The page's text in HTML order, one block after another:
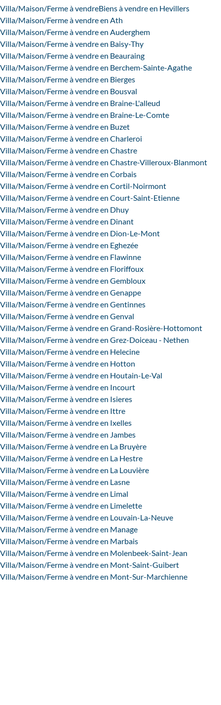
Villa/Maison/Ferme à vendreBiens à vendre en Hevillers
Villa/Maison/Ferme à vendre en Ath
Villa/Maison/Ferme à vendre en Auderghem
Villa/Maison/Ferme à vendre en Baisy-Thy
Villa/Maison/Ferme à vendre en Beauraing
Villa/Maison/Ferme à vendre en Berchem-Sainte-Agathe
Villa/Maison/Ferme à vendre en Bierges
Villa/Maison/Ferme à vendre en Bousval
Villa/Maison/Ferme à vendre en Braine-L'alleud
Villa/Maison/Ferme à vendre en Braine-Le-Comte
Villa/Maison/Ferme à vendre en Buzet
Villa/Maison/Ferme à vendre en Charleroi
Villa/Maison/Ferme à vendre en Chastre
Villa/Maison/Ferme à vendre en Chastre-Villeroux-Blanmont
Villa/Maison/Ferme à vendre en Corbais
Villa/Maison/Ferme à vendre en Cortil-Noirmont
Villa/Maison/Ferme à vendre en Court-Saint-Etienne
Villa/Maison/Ferme à vendre en Dhuy
Villa/Maison/Ferme à vendre en Dinant
Villa/Maison/Ferme à vendre en Dion-Le-Mont
Villa/Maison/Ferme à vendre en Eghezée
Villa/Maison/Ferme à vendre en Flawinne
Villa/Maison/Ferme à vendre en Floriffoux
Villa/Maison/Ferme à vendre en Gembloux
Villa/Maison/Ferme à vendre en Genappe
Villa/Maison/Ferme à vendre en Gentinnes
Villa/Maison/Ferme à vendre en Genval
Villa/Maison/Ferme à vendre en Grand-Rosière-Hottomont
Villa/Maison/Ferme à vendre en Grez-Doiceau - Nethen
Villa/Maison/Ferme à vendre en Helecine
Villa/Maison/Ferme à vendre en Hotton
Villa/Maison/Ferme à vendre en Houtain-Le-Val
Villa/Maison/Ferme à vendre en Incourt
Villa/Maison/Ferme à vendre en Isieres
Villa/Maison/Ferme à vendre en Ittre
Villa/Maison/Ferme à vendre en Ixelles
Villa/Maison/Ferme à vendre en Jambes
Villa/Maison/Ferme à vendre en La Bruyère
Villa/Maison/Ferme à vendre en La Hestre
Villa/Maison/Ferme à vendre en La Louvière
Villa/Maison/Ferme à vendre en Lasne
Villa/Maison/Ferme à vendre en Limal
Villa/Maison/Ferme à vendre en Limelette
Villa/Maison/Ferme à vendre en Louvain-La-Neuve
Villa/Maison/Ferme à vendre en Manage
Villa/Maison/Ferme à vendre en Marbais
Villa/Maison/Ferme à vendre en Molenbeek-Saint-Jean
Villa/Maison/Ferme à vendre en Mont-Saint-Guibert
Villa/Maison/Ferme à vendre en Mont-Sur-Marchienne